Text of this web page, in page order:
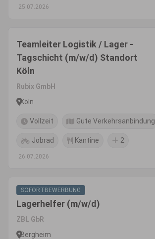
25.07.2026
Teamleiter Logistik / Lager -
Tagschicht (m/w/d) Standort
Köln
Rubix GmbH
Köln
Vollzeit Gute Verkehrsanbindung
Jobrad Kantine 2
26.07.2026
SOFORTBEWERBUNG
Lagerhelfer (m/w/d)
ZBL GbR
Bergheim